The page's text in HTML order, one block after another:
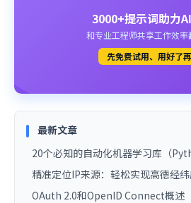
3000+提示词助力
和专业工程师共享工作效率
先免费试用、用好了
最新文章
20个必知的自动化机器学习库（
精准定位IP来源：轻松实现高德经
OAuth 2.0和OpenID Connect概述